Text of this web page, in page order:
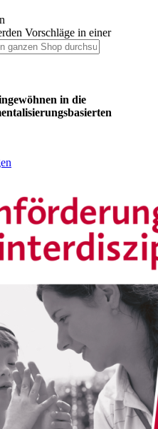
Vorschläge in einer
in die